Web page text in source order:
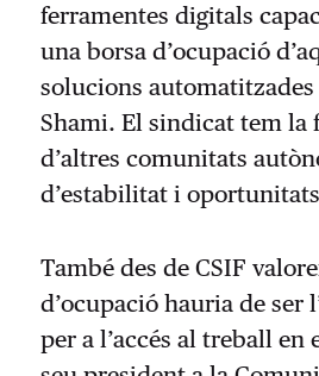
ferramentes digitals
una borsa d’ocupació
solucions
Shami. El sindicat tem la
d’altres comunitats
d’estabilitat i
També des de CSIF
d’ocupació hauria de
per a l’accés al treball